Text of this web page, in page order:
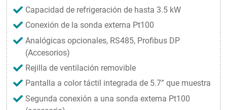
Capacidad de refrigeración de hasta 3.5 kW
Conexión de la sonda externa Pt100
Analógicas opcionales, RS485, Profibus DP
(Accesorios)
Rejilla de ventilación removible
Pantalla a color táctil integrada de 5.7” que muestra
Segunda conexión a una sonda externa Pt100